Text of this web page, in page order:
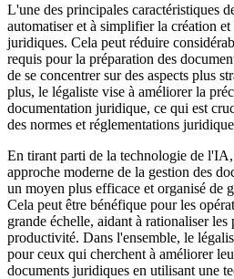
L'une des principales caractéristiques
automatiser et à simplifier la création
juridiques. Cela peut réduire
requis pour la préparation des
de se concentrer sur des aspects plus
plus, le légaliste vise à améliorer la
documentation juridique, ce qui est
des normes et réglementations
En tirant parti de la technologie de
approche moderne de la gestion des
un moyen plus efficace et organisé de
Cela peut être bénéfique pour les
grande échelle, aidant à rationaliser les
productivité. Dans l'ensemble, le
pour ceux qui cherchent à améliorer
documents juridiques en utilisant une